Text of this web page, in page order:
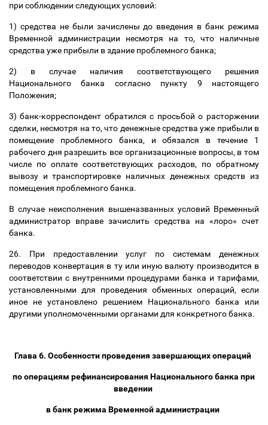
при соблюдении следующих условий:
1) средства не были зачислены до введения в банк режима
Временной администрации несмотря на то, что наличные
средства уже прибыли в здание проблемного банка;
2) в случае наличия соответствующего решения
Национального банка согласно пункту 9 настоящего
Положения;
3) банк-корреспондент обратился с просьбой о расторжении
сделки, несмотря на то, что денежные средства уже прибыли в
помещение проблемного банка, и обязался в течение 1
рабочего дня разрешить все организационные вопросы, в том
числе по оплате соответствующих расходов, по обратному
вывозу и транспортировке наличных денежных средств из
помещения проблемного банка.
В случае неисполнения вышеназванных условий Временный
администратор вправе зачислить средства на «лоро» счет
банка.
26. При предоставлении услуг по системам денежных
переводов конвертация в ту или иную валюту производится в
соответствии с внутренними процедурами банка и тарифами,
установленными для проведения обменных операций, если
иное не установлено решением Национального банка или
другими уполномоченными органами для конкретного банка.
Глава 6. Особенности проведения завершающих операций
по операциям рефинансирования Национального банка при
введении
в банк режима Временной администрации